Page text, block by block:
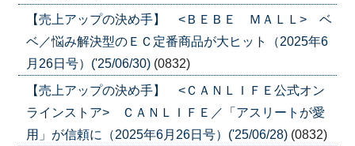
【売上アップの決め手】 <ＢＥＢＥ ＭＡＬＬ> ベ
ベ／悩み解決型のＥＣ定番商品が大ヒット（2025年6
月26日号）('25/06/30) (0832)
【売上アップの決め手】 <ＣＡＮＬＩＦＥ公式オン
ラインストア> ＣＡＮＬＩＦＥ／「アスリートが愛
用」が信頼に（2025年6月26日号）('25/06/28) (0832)